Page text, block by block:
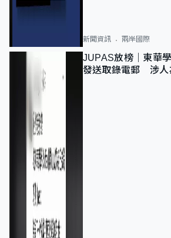
新聞資訊 兩岸國際
JUPAS放榜｜東華
發送取錄電郵 涉人